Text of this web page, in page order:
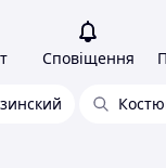
Сповіщення